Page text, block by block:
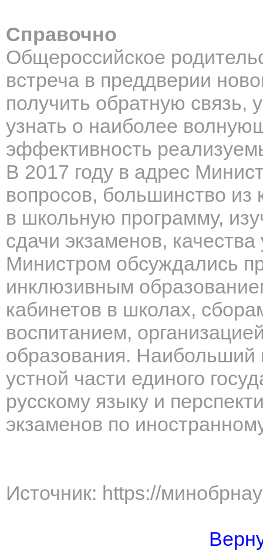
Справочно
Общероссийское
встреча в преддверии
получить обратную
узнать о наиболее
эффективность
В 2017 году в адрес
вопросов, большинство из
в школьную программу,
сдачи экзаменов,
Министром обсуждались
инклюзивным
кабинетов в школах,
воспитанием,
образования. Наибольший
устной части единого
русскому языку и
экзаменов по
Источник: https://